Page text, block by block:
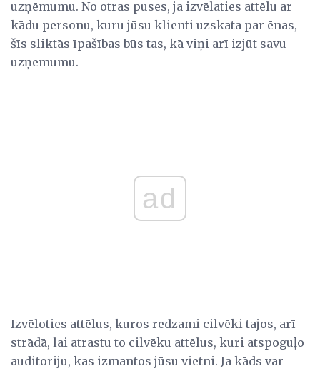
uzņēmumu. No otras puses, ja izvēlaties attēlu ar
kādu personu, kuru jūsu klienti uzskata par ēnas,
šīs sliktās īpašības būs tas, kā viņi arī izjūt savu
uzņēmumu.
ad
Izvēloties attēlus, kuros redzami cilvēki tajos, arī
strādā, lai atrastu to cilvēku attēlus, kuri atspoguļo
auditoriju, kas izmantos jūsu vietni. Ja kāds var